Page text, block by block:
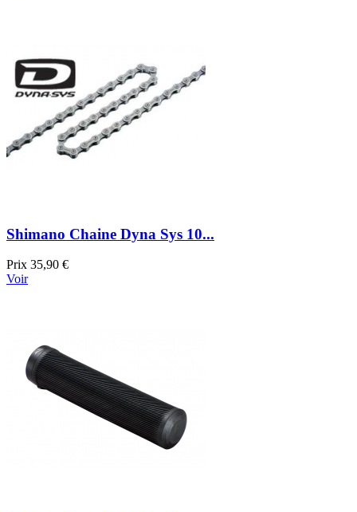
Shimano Chaine Dyna Sys 10...
Prix 35,90 €
Voir